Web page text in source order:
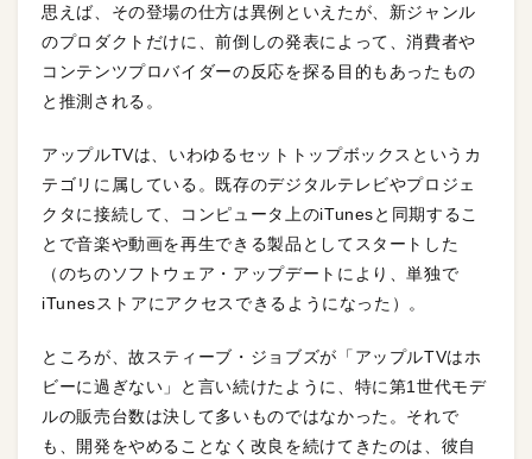
思えば、その登場の仕方は異例といえたが、新ジャンル
のプロダクトだけに、前倒しの発表によって、消費者や
コンテンツプロバイダーの反応を探る目的もあったもの
と推測される。
アップルTVは、いわゆるセットトップボックスというカ
テゴリに属している。既存のデジタルテレビやプロジェ
クタに接続して、コンピュータ上のiTunesと同期するこ
とで音楽や動画を再生できる製品としてスタートした
（のちのソフトウェア・アップデートにより、単独で
iTunesストアにアクセスできるようになった）。
ところが、故スティーブ・ジョブズが「アップルTVはホ
ビーに過ぎない」と言い続けたように、特に第1世代モデ
ルの販売台数は決して多いものではなかった。それで
も、開発をやめることなく改良を続けてきたのは、彼自